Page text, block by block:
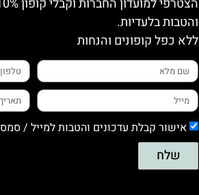
והטבות בלעדיות.
ללא כפל קופונים והנחות
אישור קבלת עדכונים והטבות למייל / סמס
שלח